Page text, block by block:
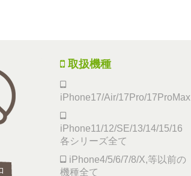
取扱機種
iPhone17/Air/17Pro/17ProMax
iPhone11/12/SE/13/14/15/16
各シリーズ全て
iPhone4/5/6/7/8/X,等以前の
機種全て